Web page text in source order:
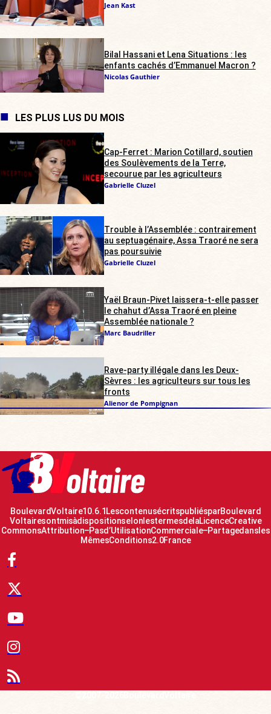
Jean Kast
Bilal Hassani et Lena Situations : les
enfants cachés d’Emmanuel Macron ?
Nicolas Gauthier
LES PLUS LUS DU MOIS
Cap-Ferret : Marion Cotillard, soutien
des Soulèvements de la Terre,
secourue par les agriculteurs
Gabrielle Cluzel
Trouble à l’Assemblée : contrairement
au septuagénaire, Assa Traoré ne sera
pas poursuivie
Gabrielle Cluzel
Yaël Braun-Pivet laissera-t-elle passer
le chahut d’Assa Traoré en pleine
Assemblée nationale ?
Marc Baudriller
Rave-party illégale dans les Deux-
Sèvres : les agriculteurs sur tous les
fronts
Alienor de Pompignan
Boulevard Voltaire 10.6.1 Les contenus écrits publiés par Boulevard
Voltaire sont mis à disposition selon les termes de la Licence Creative
Commons Attribution – Pas d’Utilisation Commerciale – Partage dans les
Mêmes Conditions 2.0 France